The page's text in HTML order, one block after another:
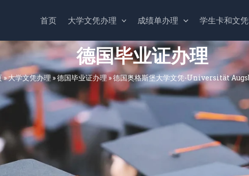
首页 大学文凭办理 成绩单办理 学生卡和文
德国毕业证办理
»大学文凭办理 »德国毕业证办理»德国奥格斯堡大学文凭-Universität